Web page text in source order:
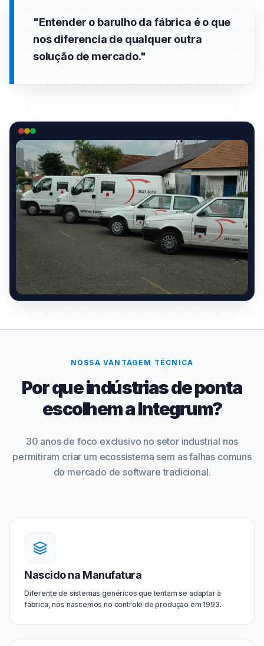
"Entender o barulho da fábrica é o que
nos diferencia de qualquer outra
solução de mercado."
NOSSA VANTAGEM TÉCNICA
Por que indústrias de ponta
escolhem a Integrum?
30 anos de foco exclusivo no setor industrial nos
permitiram criar um ecossistema sem as falhas comuns
do mercado de software tradicional.
Nascido na Manufatura
Diferente de sistemas genéricos que tentam se adaptar à
fábrica, nós nascemos no controle de produção em 1993.